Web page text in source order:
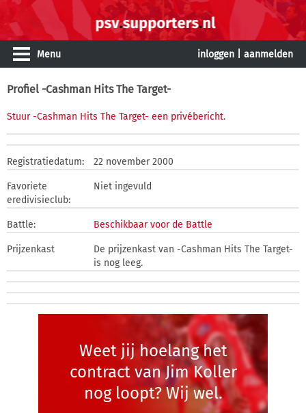
Menu inloggen aanmelden
Profiel -Cashman Hits The Target-
Stuur -Cashman Hits The Target- een privébericht.
Registratiedatum: 22 november 2000
Favoriete
eredivisieclub:
Niet ingevuld
Battle: Beschikbaar voor de Battle
Prijzenkast
De prijzenkast van -Cashman Hits The Target-
is nog leeg.
Weet jij hoelang het
contract van Jim Koller
nog loopt? Wij wel.